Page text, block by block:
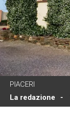
PIACERI
La redazione